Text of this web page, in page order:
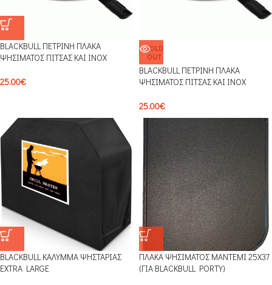
BLACKBULL ΠΕΤΡΙΝΗ ΠΛΑΚΑ
ΨΗΣΙΜΑΤΟΣ ΠΙΤΣΑΣ ΚΑΙ ΙΝΟΧ
25.00€
SOLD
OUT
BLACKBULL ΠΕΤΡΙΝΗ ΠΛΑΚΑ
ΨΗΣΙΜΑΤΟΣ ΠΙΤΣΑΣ ΚΑΙ ΙΝΟΧ
25.00€
BLACKBULL ΚΑΛΥΜΜΑ ΨΗΣΤΑΡΙΑΣ
EXTRA LARGE
ΠΛΑΚΑ ΨΗΣΙΜΑΤΟΣ ΜΑΝΤΕΜΙ 25Χ37
(ΓΙΑ BLACKBULL PORTY)